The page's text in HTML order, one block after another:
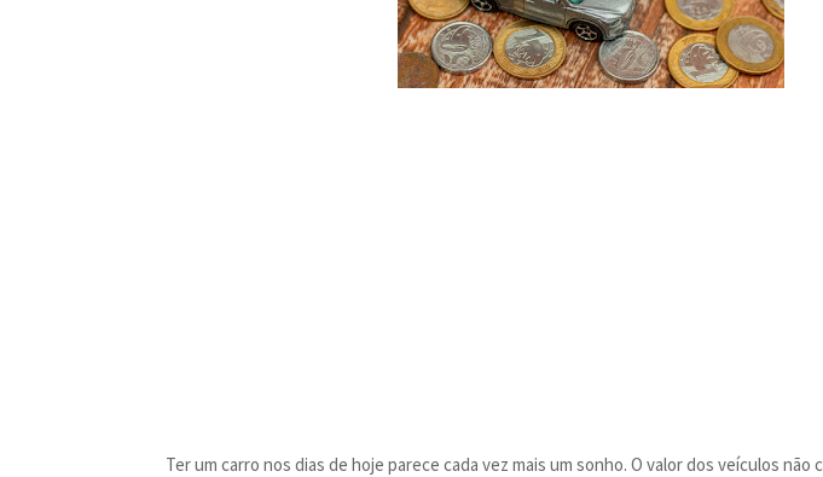
Ter um carro nos dias de hoje parece cada vez mais um sonho. O valor dos veículos não